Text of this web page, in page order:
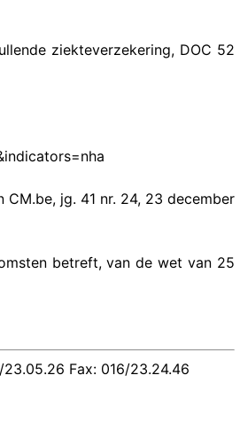
ziekteverzekering, DOC 52
CM.be, jg. 41 nr. 24, 23 december
betreft, van de wet van 25
Fax: 016/23.24.46